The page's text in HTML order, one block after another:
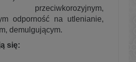
odporność na utlenianie,
demulgującym.
się: